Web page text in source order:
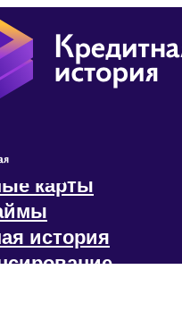
карты
история